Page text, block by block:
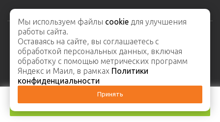
2026 © ООО "АвтоМакс" – интернет-магазин автозапчастей и
автосервис
Карта сайта
Мы используем файлы cookie для улучшения
работы сайта.
Оставаясь на сайте, вы соглашаетесь с
обработкой персональных данных, включая
обработку с помощью метрических программ
Яндекс и Маил, в рамках Политики
конфиденциальности
Принять